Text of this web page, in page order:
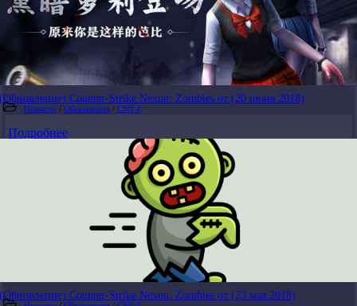
(Обновление) Counter-Strike Nexon: Zombies от (20 июня 2018)
Новости / Обновления / CSN:Z
Подробнее
(Обновление) Counter-Strike Nexon: Zombies от (23 мая 2018)